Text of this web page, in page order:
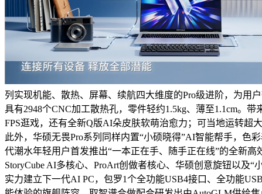
列实现机能、散热、屏幕、续航四大维度的Pro级进阶，为用
具有2948个CNC加工散热孔，零件轻约1.5kg、薄至1.1cm。
FPS逛戏，还有全新Q版AI朵皮肤软萌治愈力；可当地运转超
此外，华硕无畏Pro系列同样内置“小硕晓得”AI智能帮手，色
代潮水年轻用户首发推出“一本正在手、随手正在线”的全新高
StoryCube AI多核心、ProArt创做者核心、华硕创意旋钮以及
实力建立下一代AI PC，包罗1个全功能USB4接口、全功能